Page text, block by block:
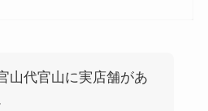
山代官山に実店舗があ